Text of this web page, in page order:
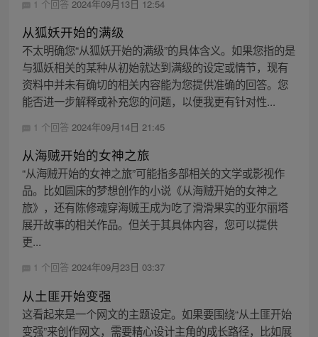
1 个回答 2024年09月13日 12:54
从狐妖开始的满级
不太明确您“从狐妖开始的满级”的具体含义。如果您指的是
与狐妖相关的某种从初始就达到满级的设定或情节，现有
资料中并未有确切的相关内容能为您提供准确的回答。您
能否进一步解释或补充您的问题，以便我更有针对性...
1 个回答 2024年09月14日 21:45
从海贼开始的女神之旅
“从海贼开始的女神之旅”可能指多部相关的文学或影视作
品。比如圆床的梦想创作的小说《从海贼开始的女神之
旅》，还有陈修魂穿海贼王成为吃了滑滑果实的亚尔丽塔
展开故事的相关作品。但关于其具体内容，您可以提供
更...
1 个回答 2024年09月23日 03:37
从土匪开始变强
这看起来是一个网文的主题设定。如果要围绕“从土匪开始
变强”来创作网文，需要精心设计主角的成长路径，比如展